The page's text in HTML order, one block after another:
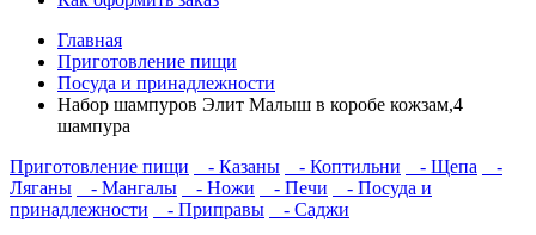
Главная
Приготовление пищи
Посуда и принадлежности
Набор шампуров Элит Малыш в коробе кожзам,4
шампура
Приготовление пищи
- Казаны - Коптильни - Щепа
-
Ляганы
- Мангалы - Ножи - Печи
- Посуда и
принадлежности
- Приправы - Саджи